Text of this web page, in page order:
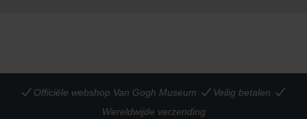
Officiële webshop Van Gogh Museum
Veilig betalen
Wereldwijde verzending